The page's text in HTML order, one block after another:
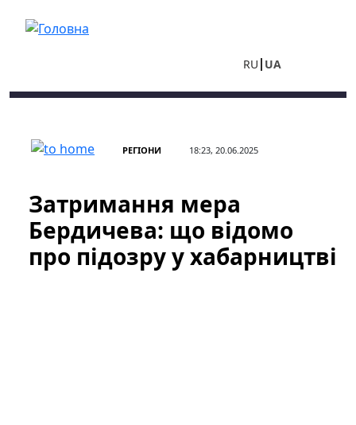
RU UA
РЕГІОНИ 18:23, 20.06.2025
Затримання мера
Бердичева: що відомо
про підозру у хабарництві